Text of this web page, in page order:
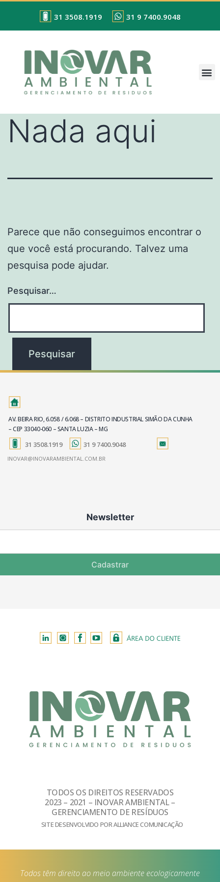
31 3508.1919 31 9 7400.9048
Nada aqui
Parece que não conseguimos encontrar o
que você está procurando. Talvez uma
pesquisa pode ajudar.
Pesquisar…
AV. BEIRA RIO, 6.058 / 6.068 – DISTRITO INDUSTRIAL SIMÃO DA CUNHA
– CEP 33040-060 – SANTA LUZIA – MG
31 3508.1919 31 9 7400.9048
INOVAR@INOVARAMBIENTAL.COM.BR
Newsletter
Cadastrar
TODOS OS DIREITOS RESERVADOS
2023 – 2021 – INOVAR AMBIENTAL –
GERENCIAMENTO DE RESÍDUOS
SITE DESENVOLVIDO POR ALLIANCE COMUNICAÇÃO
Todos têm direito ao meio ambiente ecologicamente